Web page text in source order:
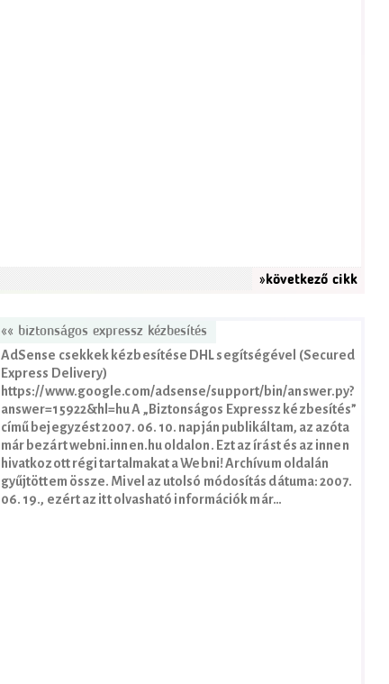
»következő cikk
«« biztonságos expressz kézbesítés
AdSense csekkek kézbesítése DHL segítségével (Secured
Express Delivery)
https://www.google.com/adsense/support/bin/answer.py?
answer=15922&hl=hu A „Biztonságos Expressz kézbesítés”
című bejegyzést 2007. 06. 10. napján publikáltam, az azóta
már bezárt webni.innen.hu oldalon. Ezt az írást és az innen
hivatkozott régi tartalmakat a Webni! Archívum oldalán
gyűjtöttem össze. Mivel az utolsó módosítás dátuma: 2007.
06. 19., ezért az itt olvasható információk már…